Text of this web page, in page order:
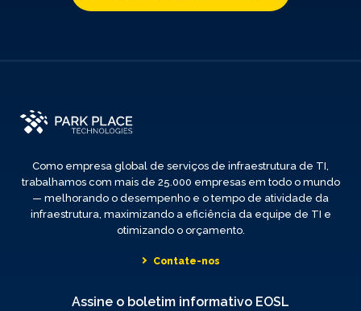
Como empresa global de serviços de infraestrutura de TI,
trabalhamos com mais de 25.000 empresas em todo o mundo
— melhorando o desempenho e o tempo de atividade da
infraestrutura, maximizando a eficiência da equipe de TI e
otimizando o orçamento.
Contate-nos
Assine o boletim informativo EOSL